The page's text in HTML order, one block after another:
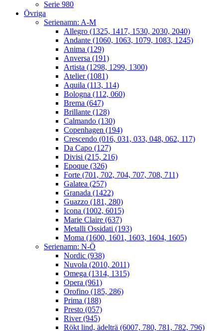
Serie 980
Övriga
Serienamn: A-M
Allegro (1325, 1417, 1530, 2030, 2040)
Andante (1060, 1063, 1079, 1083, 1245)
Anima (129)
Anversa (191)
Artista (1298, 1299, 1300)
Atelier (1081)
Aquila (113, 114)
Bologna (112, 060)
Brema (647)
Brillante (128)
Calmando (130)
Copenhagen (194)
Crescendo (016, 031, 033, 048, 062, 117)
Da Capo (127)
Divisi (215, 216)
Epoque (326)
Forte (701, 702, 704, 707, 708, 711)
Galatea (257)
Granada (1422)
Guazzo (181, 280)
Icona (1002, 6015)
Marie Claire (637)
Metalli Ossidati (193)
Moma (1600, 1601, 1603, 1604, 1605)
Serienamn: N-Ö
Nordic (938)
Nuvola (2010, 2011)
Omega (1314, 1315)
Opera (961)
Orofino (185, 286)
Prima (188)
Presto (057)
River (945)
Rökt lind, ädelträ (6007, 780, 781, 782, 796)